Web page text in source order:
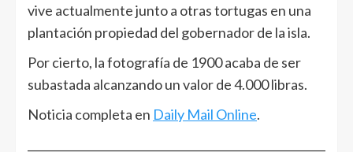
vive actualmente junto a otras tortugas en una
plantación propiedad del gobernador de la isla.
Por cierto, la fotografía de 1900 acaba de ser
subastada alcanzando un valor de 4.000 libras.
Noticia completa en Daily Mail Online.